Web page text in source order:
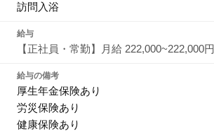
訪問入浴
給与
【正社員・常勤】月給 222,000~222,000円
給与の備考
厚生年金保険あり
労災保険あり
健康保険あり